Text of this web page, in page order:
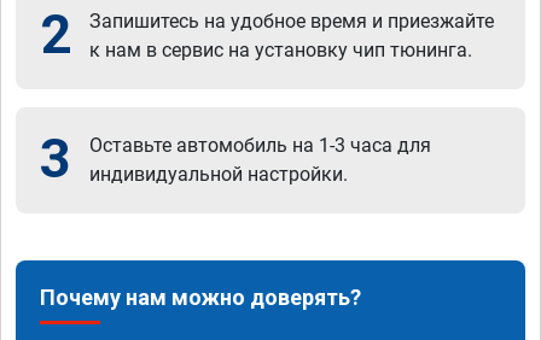
2
Запишитесь на удобное время и приезжайте
к нам в сервис на установку чип тюнинга.
3
Оставьте автомобиль на 1-3 часа для
индивидуальной настройки.
Почему нам можно доверять?